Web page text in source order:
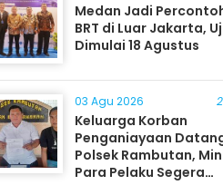
Medan Jadi
BRT di Luar Jakarta,
Dimulai 18 Agustus
03 Agu 2026
Keluarga Korban
Penganiayaan
Polsek Rambutan,
Para Pelaku Segera